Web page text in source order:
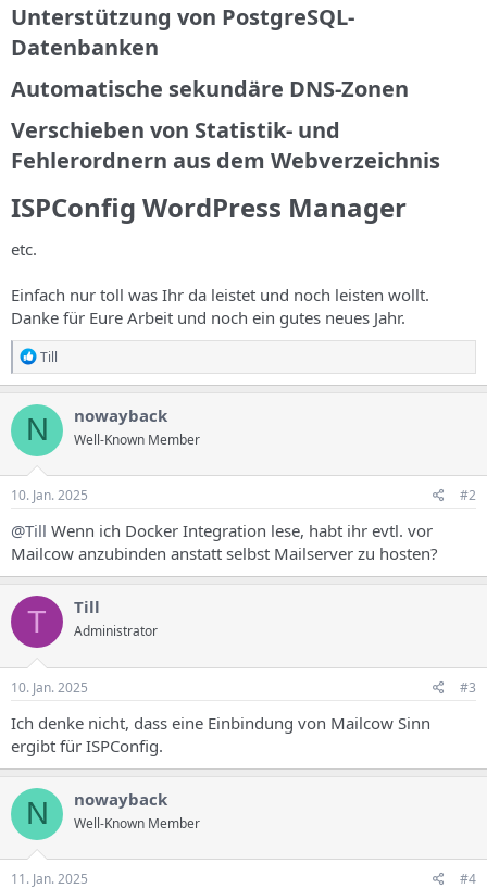
m
a
s
m
Unterstützung von PostgreSQL-
Datenbanken​
Automatische sekundäre DNS-Zonen​
Verschieben von Statistik- und
Fehlerordnern aus dem Webverzeichnis​
ISPConfig WordPress Manager​
etc.
Einfach nur toll was Ihr da leistet und noch leisten wollt.
Danke für Eure Arbeit und noch ein gutes neues Jahr.
R
e
a
k
i
o
n
e
:
Till
N nowayback
Well-Known Member
10. Jan. 2025 #2
@Till Wenn ich Docker Integration lese, habt ihr evtl. vor
Mailcow anzubinden anstatt selbst Mailserver zu hosten?
T Till
Administrator
10. Jan. 2025 #3
Ich denke nicht, dass eine Einbindung von Mailcow Sinn
ergibt für ISPConfig.
N nowayback
Well-Known Member
11. Jan. 2025 #4